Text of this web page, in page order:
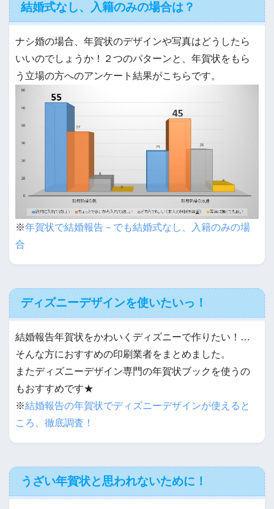
結婚式なし、入籍のみの場合は？
ナシ婚の場合、年賀状のデザインや写真はどうしたら
いいのでしょうか！２つのパターンと、年賀状をもら
う立場の方へのアンケート結果がこちらです。
※年賀状で結婚報告－でも結婚式なし、入籍のみの場
合
ディズニーデザインを使いたいっ！
結婚報告年賀状をかわいくディズニーで作りたい！…
そんな方におすすめの印刷業者をまとめました。
またディズニーデザイン専門の年賀状ブックを使うの
もおすすめです★
※結婚報告の年賀状でディズニーデザインが使えると
ころ、徹底調査！
うざい年賀状と思われないために！